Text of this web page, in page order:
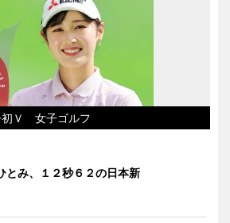
初Ｖ 女子ゴルフ
とみ、１２秒６２の日本新